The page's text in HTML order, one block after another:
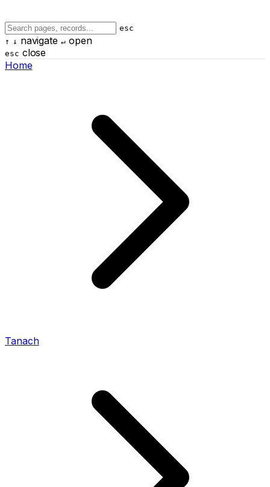
esc
↑ ↓ navigate ↵open
esc close
Home
Tanach